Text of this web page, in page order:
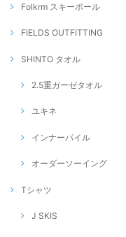
Folkrm スキーポール
FIELDS OUTFITTING
SHINTO タオル
2.5重ガーゼタオル
ユキネ
インナーパイル
オーダーソーイング
Tシャツ
J SKIS